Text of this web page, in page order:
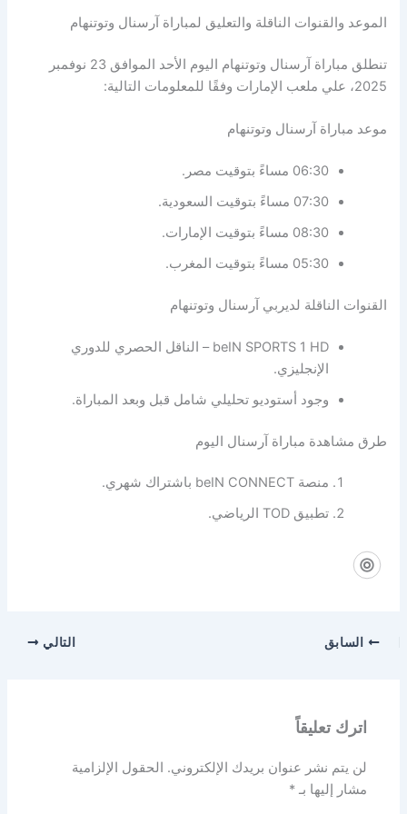
والقنوات الناقلة والتعليق لمباراة آرسنال وتوتنهام
تنطلق مباراة آرسنال وتوتنهام اليوم الأحد الموافق 23 نوفمبر
آرسنال وتوتنهام
06:30 مساءً بتوقيت مصر.
08:30 مساءً بتوقيت الإمارات.
05:30 مساءً بتوقيت المغرب.
الناقلة لديربي آرسنال وتوتنهام
beIN SPORTS 1 HD – الناقل الحصري للدوري
الإنجليزي.
وجود أستوديو تحليلي شامل قبل وبعد المباراة.
مباراة آرسنال اليوم
تطبيق TOD الرياضي.
تعليقاً
يتم نشر عنوان بريدك الإلكتروني. الحقول الإلزامية
إليها بـ*